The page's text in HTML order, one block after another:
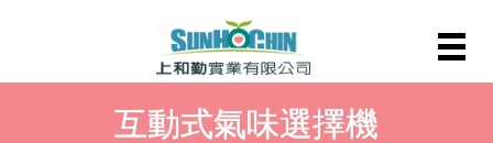
互動式氣味選擇機